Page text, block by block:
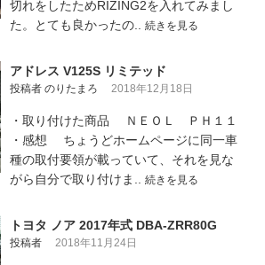
切れをしたためRIZING2を入れてみまし
た。とても良かったの.. 続きを見る
アドレス V125S リミテッド
投稿者 のりたまろ 2018年12月18日
・取り付けた商品 ＮＥＯＬ ＰＨ１１
・感想 ちょうどホームページに同一車
種の取付要領が載っていて、それを見な
がら自分で取り付けま.. 続きを見る
トヨタ ノア 2017年式 DBA-ZRR80G
投稿者 2018年11月24日